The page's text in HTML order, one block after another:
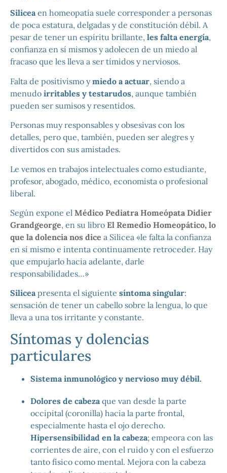
Siliceaen homeopatía suele corresponder a personas
de poca estatura, delgadas y de constitución débil. A
pesar de tener un espíritu brillante, les falta energía,
confianza en sí mismos y adolecen de un miedo al
fracaso que les lleva a ser tímidos y nerviosos.
Falta de positivismo ymiedo a actuar, siendo a
menudo irritables y testarudos, aunque también
pueden ser sumisos y resentidos.
Personas muy responsables y obsesivas con los
detalles, pero que, también, pueden ser alegres y
divertidos con sus amistades.
Le vemos en trabajos intelectuales como estudiante,
profesor, abogado, médico, economista o profesional
liberal.
Según expone el Médico Pediatra Homeópata Didier
Grandgeorge, en su libro El Remedio Homeopático, lo
que la dolencia nos dice a Silicea «le falta la confianza
en sí mismo e intenta continuamente retroceder. Hay
que empujarlo hacia adelante, darle
responsabilidades…»
Siliceapresenta el siguiente síntoma singular:
sensación de tener un cabello sobre la lengua, lo que
lleva a una tos irritante y constante.
Síntomas y dolencias
particulares
Sistema inmunológico y nervioso muy débil.
Dolores de cabeza que van desde la parte
occipital (coronilla) hacia la parte frontal,
especialmente hasta el ojo derecho.
Hipersensibilidad en la cabeza; empeora con las
corrientes de aire, con el ruido y con el esfuerzo
tanto físico como mental. Mejora con la cabeza